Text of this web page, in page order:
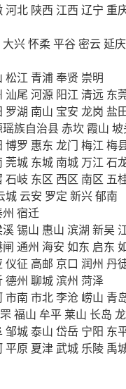
河北 陕西 江西 辽宁 重
大兴怀柔平谷 密云延庆
松江 青浦奉贤 崇明
汕尾 河源 阳江 清远 东
罗湖 南山 宝安 龙岗 盐
族自治县赤坎 霞山
博罗 惠东 龙门 梅江 梅
莞城 东城 南城 万江 石
石岐 东区 西区 南区 五
城 云安 罗定 新兴郁南
宿迁
溪锡山 惠山 滨湖 新吴
通州 海安 如东 启东
仪征 高邮 京口 润州 丹
德州 聊城滨州 菏泽
市南 市北李沧 崂山 青
福山 牟平 莱山 长岛
邹城泰山 岱岳 宁阳 东
平原 夏津武城 乐陵 禹